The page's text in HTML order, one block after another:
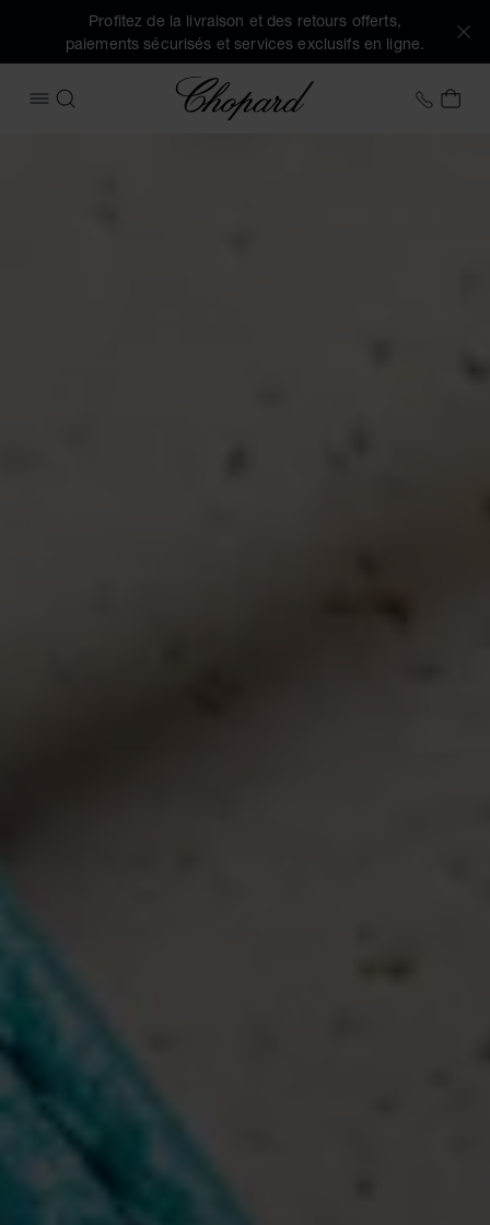
Profitez de la livraison et des retours offerts,
paiements sécurisés et services exclusifs en ligne.
OUVRIR LE MENU
RECHERCHER Chopard +41